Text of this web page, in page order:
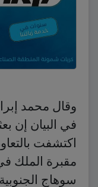
وقال محمد
في البيان إن
اكتشفت
مقبرة الملك
سوهاج